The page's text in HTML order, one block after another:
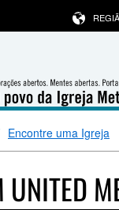
Encontre uma Igreja
UNITED